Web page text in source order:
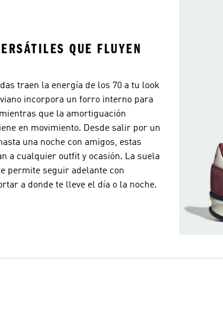
QUE FLUYEN
traen la energía de los 70 a tu look
incorpora un forro interno para
que la amortiguación
en movimiento. Desde salir por un
una noche con amigos, estas
a cualquier outfit y ocasión. La suela
permite seguir adelante con
a donde te lleve el día o la noche.